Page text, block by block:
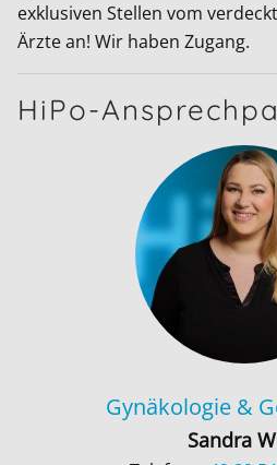
exklusiven Stellen vom
Ärzte an! Wir haben Zugang.
HiPo-
Gynäkologie &
Sandra